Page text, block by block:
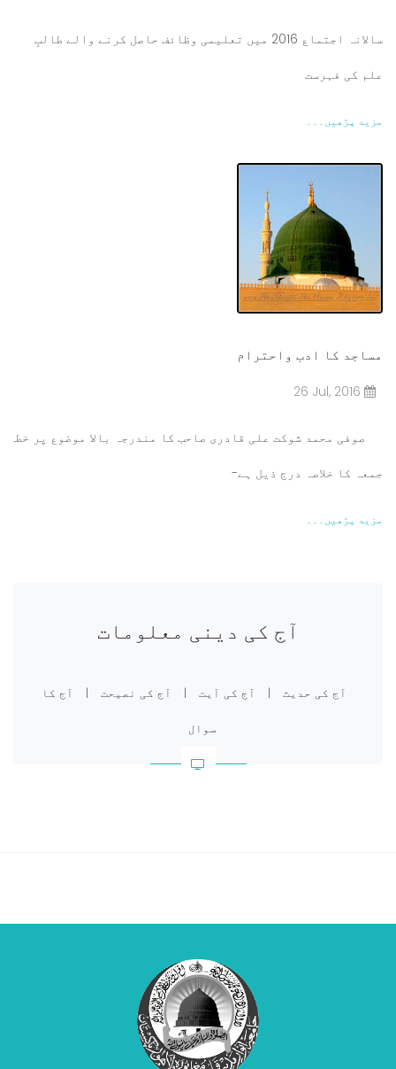
سالانہ اجتماع 2016 میں تعلیمی وظائف حاصل کرنے والے طالبِ
علم کی فہرست
مزید پڑھیں۔۔۔
مساجد کا ادب واحترام
26 Jul, 2016
صوفی محمد شوکت علی قادری صاحب کا مندرجہ بالا موضوع پر خطبہ
جمعہ کا خلاصہ درج ذیل ہے-
مزید پڑھیں۔۔۔
آج کی دینی معلومات
آج کی حدیث | آج کی آیت | آج کی نصیحت | آج کا
سوال